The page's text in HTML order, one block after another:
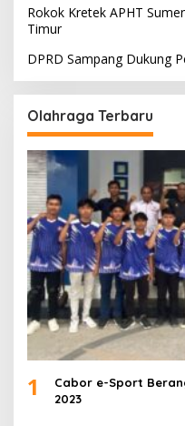
Rokok Kretek APHT
Timur
DPRD Sampang Dukung
Olahraga Terbaru
1
Cabor e-Sport
2023